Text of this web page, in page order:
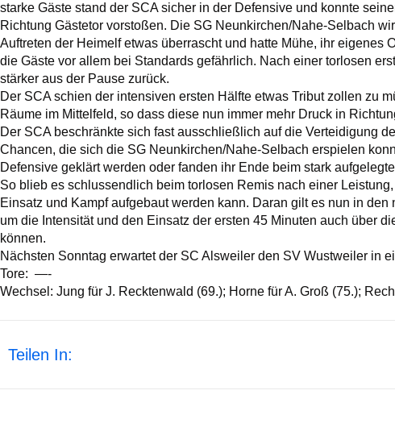
starke Gäste stand der SCA sicher in der Defensive und konnte
Richtung Gästetor vorstoßen. Die SG Neunkirchen/Nahe-Selbach
Auftreten der Heimelf etwas überrascht und hatte Mühe, ihr eigenes
die Gäste vor allem bei Standards gefährlich. Nach einer torlosen
stärker aus der Pause zurück.
Der SCA schien der intensiven ersten Hälfte etwas Tribut zollen zu
Räume im Mittelfeld, so dass diese nun immer mehr Druck in
Der SCA beschränkte sich fast ausschließlich auf die Verteidigung
Chancen, die sich die SG Neunkirchen/Nahe-Selbach erspielen
Defensive geklärt werden oder fanden ihr Ende beim stark
So blieb es schlussendlich beim torlosen Remis nach einer
Einsatz und Kampf aufgebaut werden kann. Daran gilt es nun in
um die Intensität und den Einsatz der ersten 45 Minuten auch über
können.
Nächsten Sonntag erwartet der SC Alsweiler den SV Wustweiler in
Tore: —-
Wechsel: Jung für J. Recktenwald (69.); Horne für A. Groß (75.);
Teilen In: